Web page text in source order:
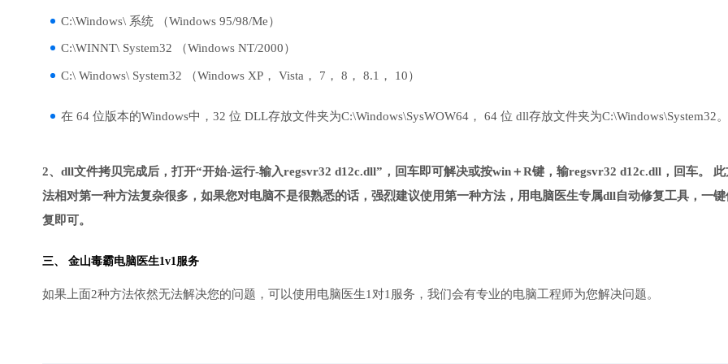
C:\Windows\ 系统 （Windows 95/98/Me）
C:\WINNT\ System32 （Windows NT/2000）
C:\ Windows\ System32 （Windows XP， Vista， 7， 8， 8.1， 10）
在 64 位版本的Windows中，32 位 DLL存放文件夹为C:\Windows\SysWOW64， 64 位 dll存放文件夹为C:\Windows\System32。
2、dll文件拷贝完成后，打开“开始-运行-输入regsvr32 d12c.dll”，回车即可解决或按win＋R键，输regsvr32 d12c.dll，回车。 此
法相对第一种方法复杂很多，如果您对电脑不是很熟悉的话，强烈建议使用第一种方法，用电脑医生专属dll自动修复工具，一键
复即可。
三、 金山毒霸电脑医生1v1服务
如果上面2种方法依然无法解决您的问题，可以使用电脑医生1对1服务，我们会有专业的电脑工程师为您解决问题。